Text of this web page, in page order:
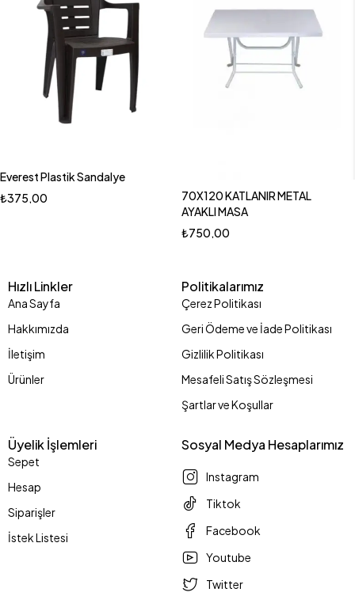
Everest Plastik Sandalye
₺375,00
70X120 KATLANIR METAL
AYAKLI MASA
₺750,00
Hızlı Linkler
Ana Sayfa
Hakkımızda
İletişim
Ürünler
Politikalarımız
Çerez Politikası
Geri Ödeme ve İade Politikası
Gizlilik Politikası
Mesafeli Satış Sözleşmesi
Şartlar ve Koşullar
Üyelik İşlemleri
Sepet
Hesap
Siparişler
İstek Listesi
Sosyal Medya Hesaplarımız
Instagram
Tiktok
Facebook
Youtube
Twitter